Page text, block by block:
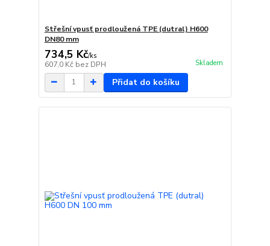
Střešní vpusť prodloužená TPE (dutral) H600
DN80 mm
734,5 Kč/ks
607,0 Kč bez DPH Skladem
Přidat do košíku